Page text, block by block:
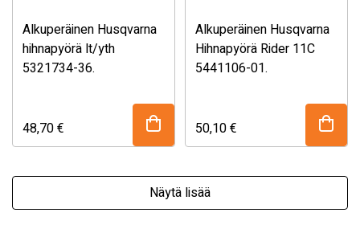
Alkuperäinen Husqvarna
hihnapyörä lt/yth
5321734-36.
traktorileikkureihin. Katso
sopivuustaulukko
alhaalta!
Mikäli olet epävarma
kysy myymälästämme!
48,70€
Alkuperäinen Husqvarna
Hihnapyörä Rider 11C
5441106-01.
Rider 11 C sekä Rider 15
C ajoleikkureihin.
Mikäli olet epävarma
kysy myymälästämme!
50,10€
Näytä lisää